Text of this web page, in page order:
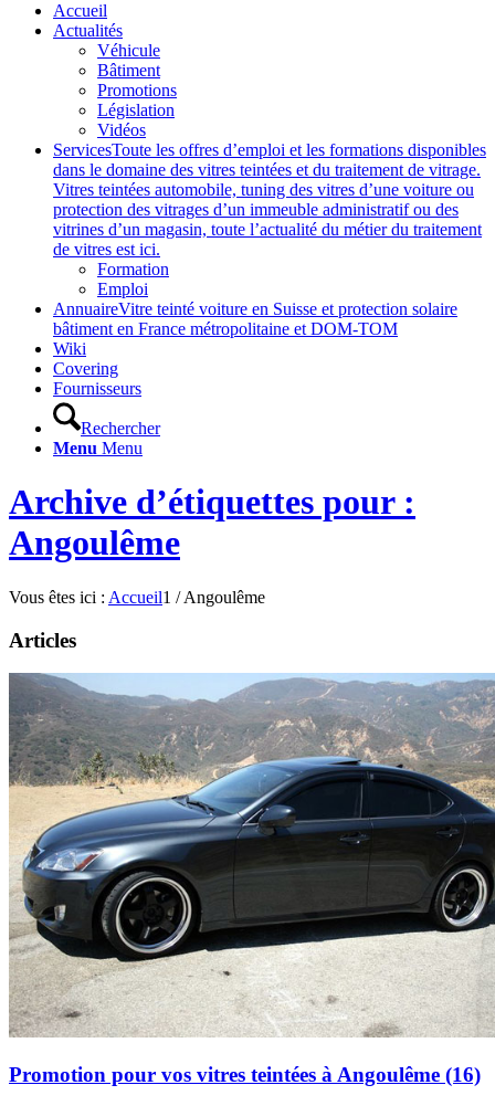
Accueil
Actualités
Véhicule
Bâtiment
Promotions
Législation
Vidéos
ServicesToute les offres d’emploi et les formations disponibles
dans le domaine des vitres teintées et du traitement de vitrage.
Vitres teintées automobile, tuning des vitres d’une voiture ou
protection des vitrages d’un immeuble administratif ou des
vitrines d’un magasin, toute l’actualité du métier du traitement
de vitres est ici.
Formation
Emploi
AnnuaireVitre teinté voiture en Suisse et protection solaire
bâtiment en France métropolitaine et DOM-TOM
Wiki
Covering
Fournisseurs
Rechercher
Menu Menu
Archive d’étiquettes pour :
Angoulême
Vous êtes ici : Accueil1 / Angoulême
Articles
Promotion pour vos vitres teintées à Angoulême (16)